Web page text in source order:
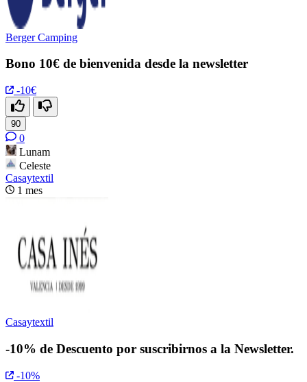
Berger Camping
Bono 10€ de bienvenida desde la newsletter
-10€
90
0
Lunam
Celeste
Casaytextil
1 mes
Casaytextil
-10% de Descuento por suscribirnos a la Newsletter.
-10%